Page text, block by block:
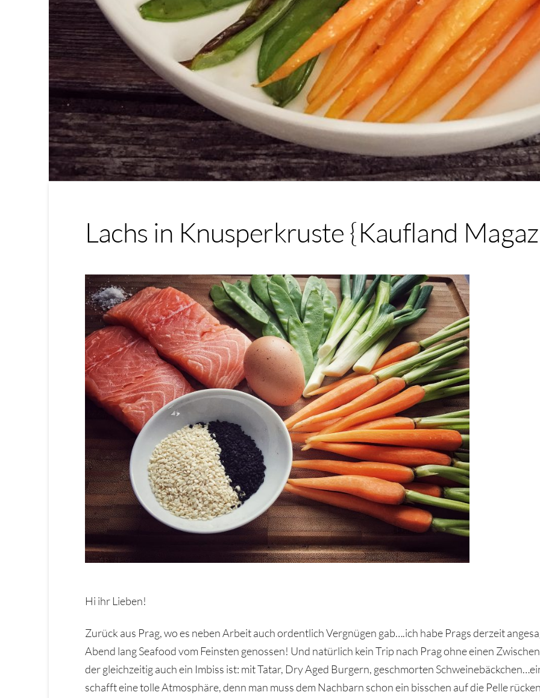
Lachs in Knusperkruste {Kaufland
Hi ihr Lieben!
Zurück aus Prag, wo es neben Arbeit auch ordentlich Vergnügen gab….ich habe Prags derzeit
Abend lang Seafood vom Feinsten genossen! Und natürlich kein Trip nach Prag ohne einen
der gleichzeitig auch ein Imbiss ist: mit Tatar, Dry Aged Burgern, geschmorten
schafft eine tolle Atmosphäre, denn man muss dem Nachbarn schon ein bisschen auf die Pelle